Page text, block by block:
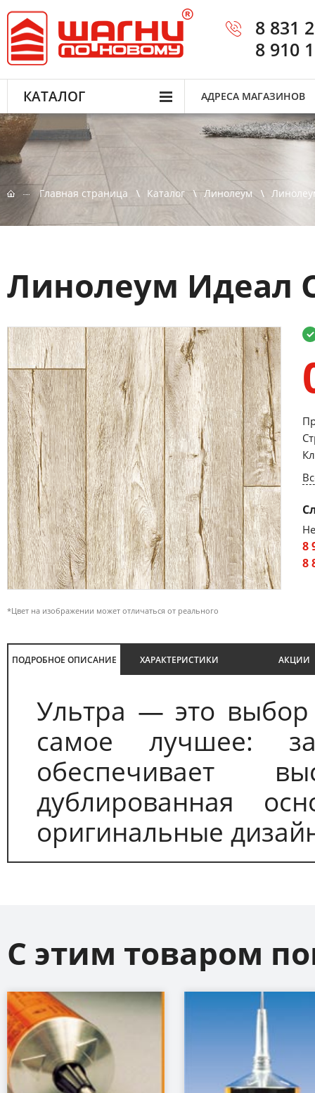
8 831
8 910
КАТАЛОГ АДРЕСА МАГАЗИНОВ
Главная страница Каталог Линолеум
Линолеум Идеал
*Цвет на изображении может отличаться от реального
8
8
ПОДРОБНОЕ ОПИСАНИЕ ХАРАКТЕРИСТИКИ АКЦИИ
Ультра — это выбор
самое лучшее:
обеспечивает
дублированная
оригинальные
С этим товаром